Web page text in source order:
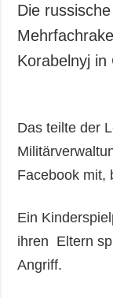
Die
Korabelnyj in
Das teilte der
Facebook mit,
Ein
ihren Eltern
Angriff.